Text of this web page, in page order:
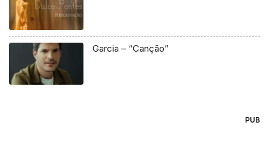
Garcia – “Canção”
PUB